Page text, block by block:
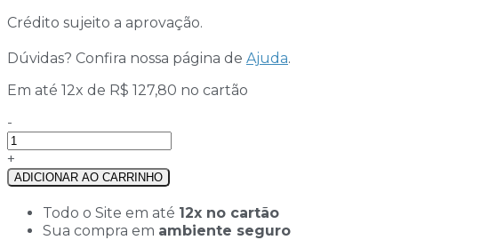
Crédito sujeito a aprovação.
Dúvidas? Confira nossa página de Ajuda.
Em até 12x de R$ 127,80 no cartão
Quartzo
Morion
Fumê
Bruto
(1.581kg)
quantidade
-
+
ADICIONAR AO CARRINHO
Todo o Site em até 12x no cartão
Sua compra em ambiente seguro